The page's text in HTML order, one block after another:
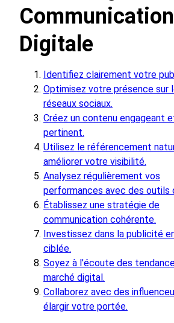
Communication
Digitale
Identifiez clairement votre
Optimisez votre présence sur
réseaux sociaux.
Créez un contenu engageant
pertinent.
Utilisez le référencement
améliorer votre visibilité.
Analysez régulièrement vos
performances avec des outils
Établissez une stratégie de
communication cohérente.
Investissez dans la publicité
ciblée.
Soyez à l’écoute des
marché digital.
Collaborez avec des
élargir votre portée.